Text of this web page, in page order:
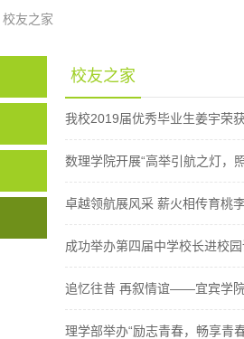
校友之家
校友之家
我校2019届优秀毕业生姜宇荣
数理学院开展“高举引航之灯，
卓越领航展风采 薪火相传育桃
成功举办第四届中学校长进校
追忆往昔 再叙情谊——宜宾学
理学部举办“励志青春，畅享青